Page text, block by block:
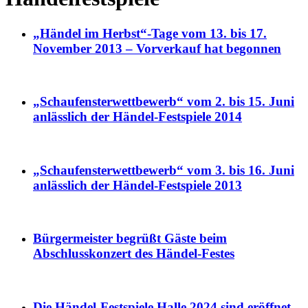
„Händel im Herbst“-Tage vom 13. bis 17.
November 2013 – Vorverkauf hat begonnen
„Schaufensterwettbewerb“ vom 2. bis 15. Juni
anlässlich der Händel-Festspiele 2014
„Schaufensterwettbewerb“ vom 3. bis 16. Juni
anlässlich der Händel-Festspiele 2013
Bürgermeister begrüßt Gäste beim
Abschlusskonzert des Händel-Festes